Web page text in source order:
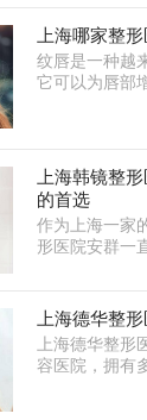
上海哪家整
纹唇是一种越
它可以为唇部
上海韩镜整
的首选
作为上海一家
形医院安群一
上海德华整
上海德华整形
容医院，拥有